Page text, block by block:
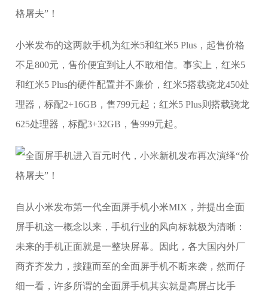
小米发布的这两款手机为红米5和红米5 Plus，起售价格
不足800元，售价便宜到让人不敢相信。事实上，红米5
和红米5 Plus的硬件配置并不廉价，红米5搭载骁龙450处
理器，标配2+16GB，售799元起；红米5 Plus则搭载骁龙
625处理器，标配3+32GB，售999元起。
自从小米发布第一代全面屏手机小米MIX，并提出全面
屏手机这一概念以来，手机行业的风向标就极为清晰：
未来的手机正面就是一整块屏幕。因此，各大国内外厂
商齐齐发力，接踵而至的全面屏手机不断来袭，然而仔
细一看，许多所谓的全面屏手机其实就是高屏占比手